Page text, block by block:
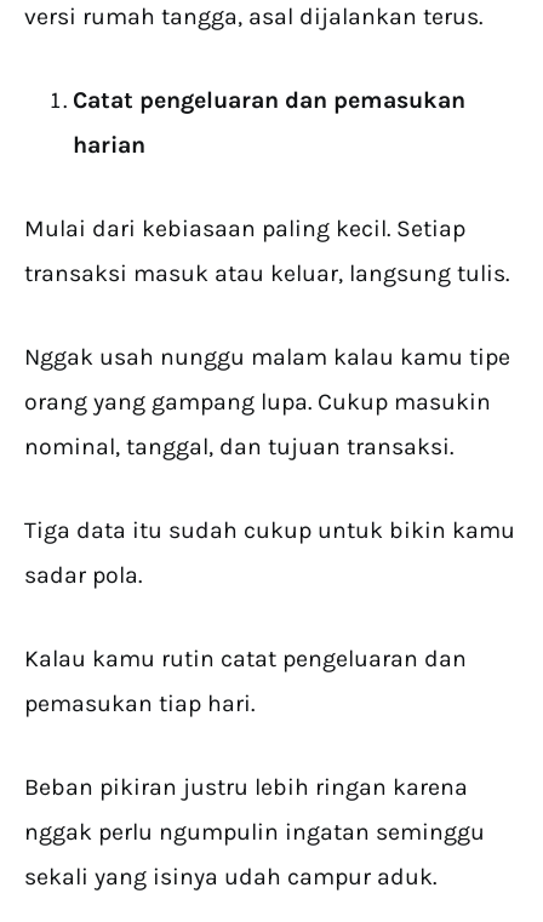
versi rumah tangga, asal dijalankan terus.
Catat pengeluaran dan pemasukan
harian
Mulai dari kebiasaan paling kecil. Setiap
transaksi masuk atau keluar, langsung tulis.
Nggak usah nunggu malam kalau kamu tipe
orang yang gampang lupa. Cukup masukin
nominal, tanggal, dan tujuan transaksi.
Tiga data itu sudah cukup untuk bikin kamu
sadar pola.
Kalau kamu rutin catat pengeluaran dan
pemasukan tiap hari.
Beban pikiran justru lebih ringan karena
nggak perlu ngumpulin ingatan seminggu
sekali yang isinya udah campur aduk.